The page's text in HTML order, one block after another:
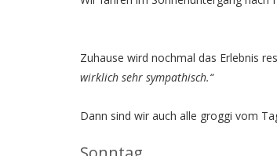
Zuhause wird nochmal das Erlebnis
wirklich sehr sympathisch.“
Dann sind wir auch alle groggi vom